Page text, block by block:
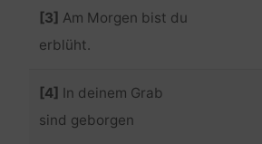
[3] Am Morgen bist du
erblüht.
[4] In deinem Grab
sind geborgen